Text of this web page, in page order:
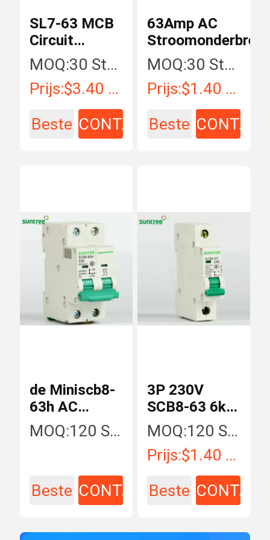
SL7-63 MCB
Circuit
Breaker
MOQ:30 Stuk/Stukken
Prijs:$3.40 - $15.00 / Piece
Beste CONTACT
63Amp AC
MOQ:30 Stuk/Stukken
Prijs:$1.40 - $16.43 / Piece
Beste CONTACT
de Miniscb8-
63h AC
Stroomonderbrekers
van 2P Mcb
63A-Stroom
MOQ:120 Stuk/Stukken
Beste CONTACT
3P 230V
SCB8-63 6kA
Mini Circuit
Breaker
MOQ:120 Stuk/Stukken
Prijs:$1.40 - $16.43 / Piece
Beste CONTACT